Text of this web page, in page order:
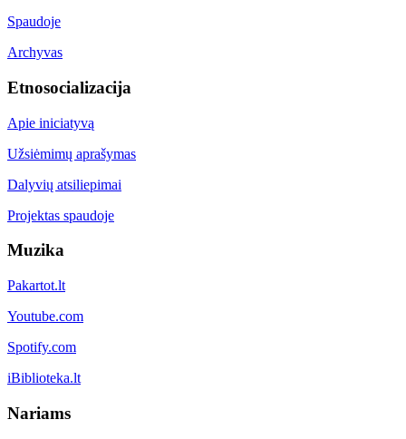
Spaudoje
Archyvas
Etnosocializacija
Apie iniciatyvą
Užsiėmimų aprašymas
Dalyvių atsiliepimai
Projektas spaudoje
Muzika
Pakartot.lt
Youtube.com
Spotify.com
iBiblioteka.lt
Nariams